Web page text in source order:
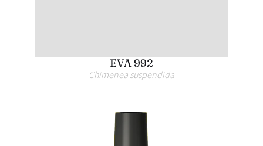
EVA 992
Chimenea suspendida